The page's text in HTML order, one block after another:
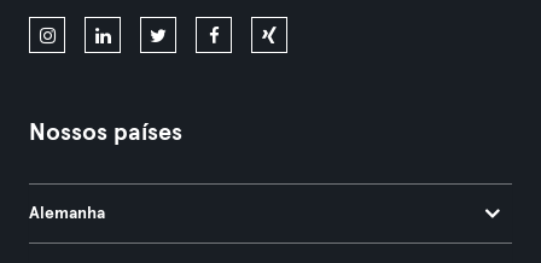
Nossos países
Alemanha